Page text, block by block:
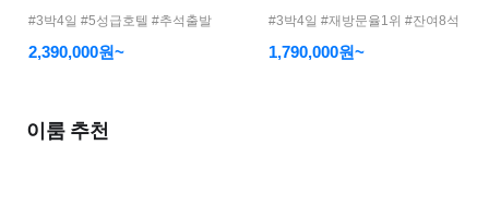
#3박4일 #5성급호텔 #추석출발
2,390,000원~
#3박4일 #재방문율1위 #잔여8석
1,790,000원~
이룸 추천